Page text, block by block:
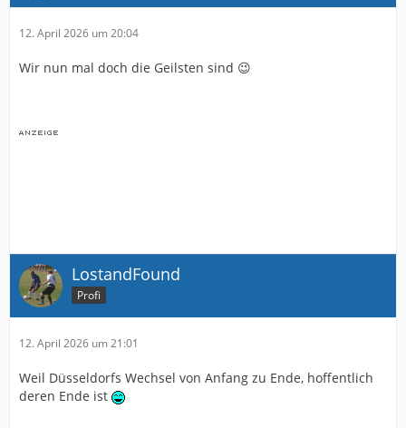
12. April 2026 um 20:04
Wir nun mal doch die Geilsten sind 😉
LostandFound
Profi
12. April 2026 um 21:01
Weil Düsseldorfs Wechsel von Anfang zu Ende, hoffentlich
deren Ende ist